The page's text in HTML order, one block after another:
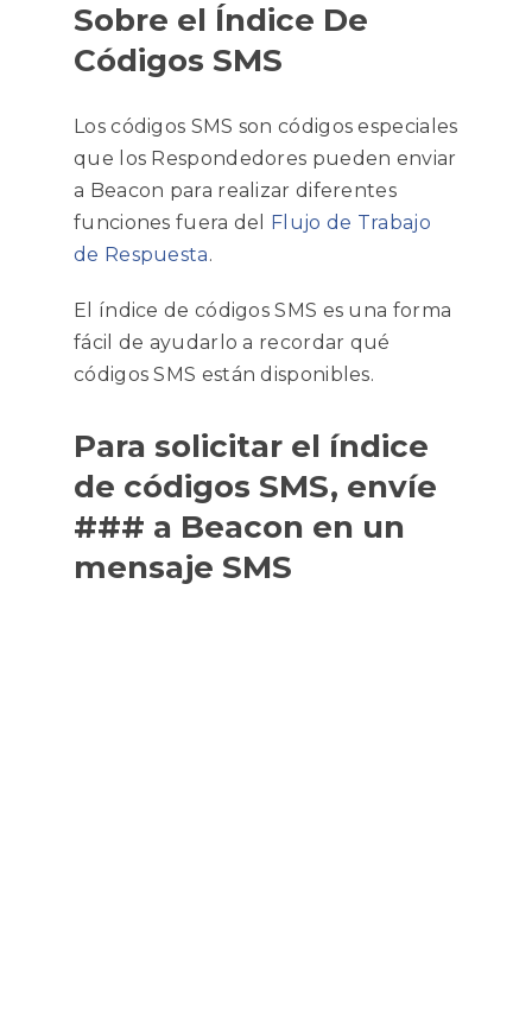
Sobre el Índice De
Códigos SMS
Los códigos SMS son códigos especiales
que los Respondedores pueden enviar
a Beacon para realizar diferentes
funciones fuera del Flujo de Trabajo
de Respuesta.
El índice de códigos SMS es una forma
fácil de ayudarlo a recordar qué
códigos SMS están disponibles.
Para solicitar el índice
de códigos SMS, envíe
### a Beacon en un
mensaje SMS